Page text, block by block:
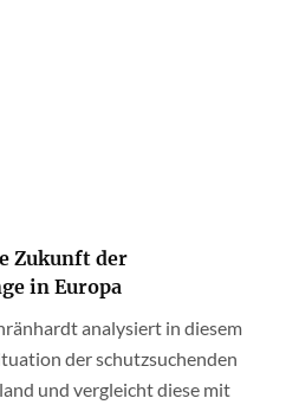
Zukunft der
in Europa
analysiert in diesem
der schutzsuchenden
und vergleicht diese mit